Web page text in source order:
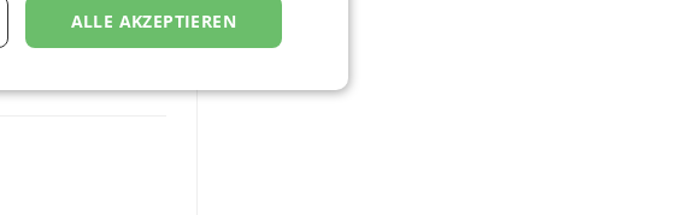
ALLE AKZEPTIEREN